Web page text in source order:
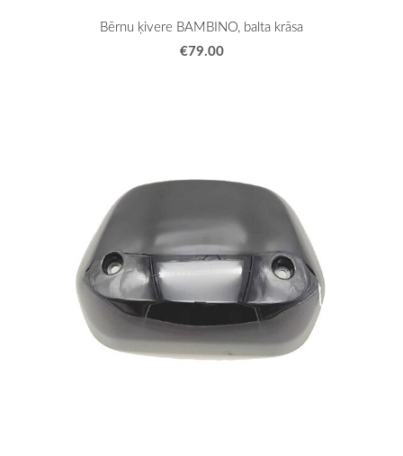
Bērnu ķivere BAMBINO, balta krāsa
€79.00